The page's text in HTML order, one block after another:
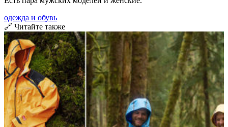
одежда и обувь
🔗 Читайте также